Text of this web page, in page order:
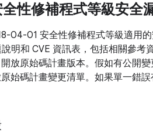
性修補程式等級安全
04-01 安全性修補程式等級適用
明和 CVE 資訊表，包括相關參考資
放原始碼計畫版本。假如有公開
始碼計畫變更清單。如果單一錯